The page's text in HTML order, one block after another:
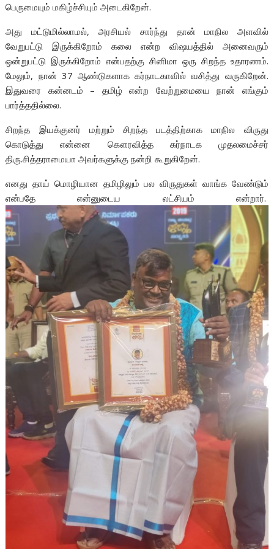
பெருமையும் மகிழ்ச்சியும் அடைகிறேன்.
அது மட்டுமில்லாமல், அரசியல் சார்ந்து தான் மாநில அளவில்
வேறுபட்டு இருக்கிறோம் கலை என்ற விஷயத்தில் அனைவரும்
ஒன்றுபட்டு இருக்கிறோம் என்பதற்கு சினிமா ஒரு சிறந்த உதாரணம்.
மேலும், நான் 37 ஆண்டுகளாக கர்நாடகாவில் வசித்து வருகிறேன்.
இதுவரை கன்னடம் – தமிழ் என்ற வேற்றுமையை நான் எங்கும்
பார்த்ததில்லை.
சிறந்த இயக்குனர் மற்றும் சிறந்த படத்திற்காக மாநில விருது
கொடுத்து என்னை கௌரவித்த கர்நாடக முதலமைச்சர்
திரு.சித்தராமையா அவர்களுக்கு நன்றி கூறுகிறேன்.
எனது தாய் மொழியான தமிழிலும் பல விருதுகள் வாங்க வேண்டும்
என்பதே என்னுடைய லட்சியம் என்றார்.